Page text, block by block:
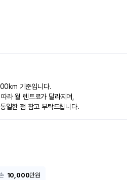
기준입니다.
라 월 렌트료가 달라지며,
일한 점 참고 부탁드립니다.
10,000만원